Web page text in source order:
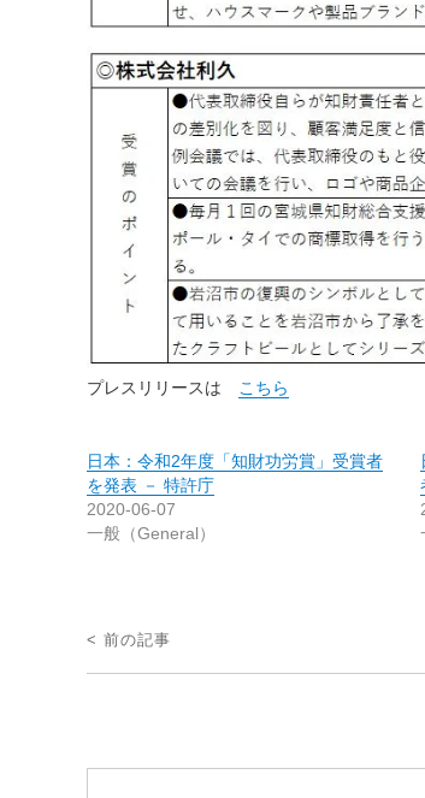
プレスリリースは こちら
日本：令和2年度「知財功労賞」受賞者
を発表 － 特許庁
2020-06-07
一般（General）
投
稿
< 前の記事